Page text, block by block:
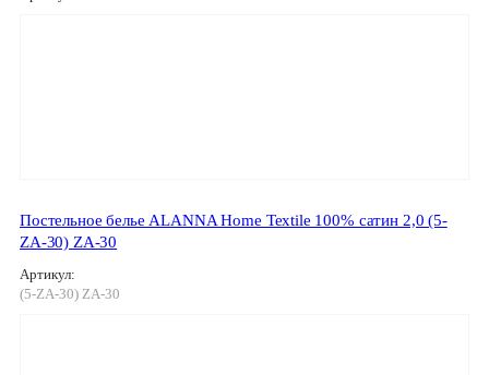
Постельное белье ALANNA Home Textile 100% сатин 2,0 (5-
ZA-30) ZA-30
Артикул:
(5-ZA-30) ZA-30